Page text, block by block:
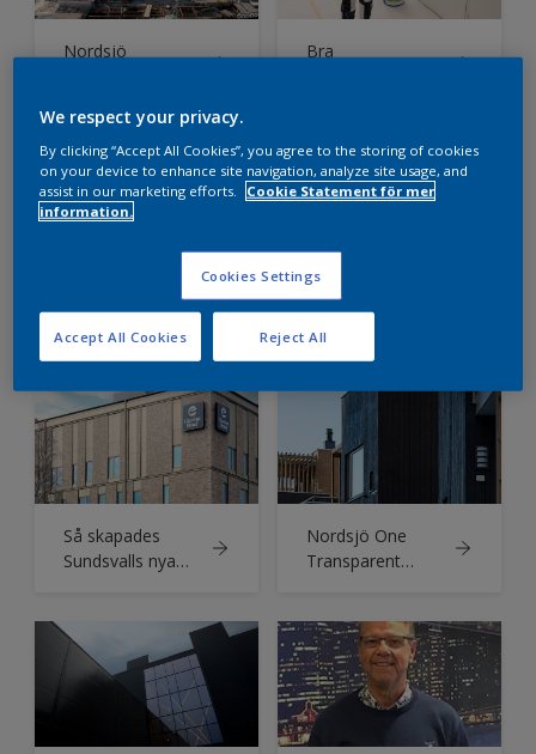
Nordsjö
klassiskt röda
skärgårdsfasaden
Bra
sticka ut
genomtänkt
arkitektur i
Holbæks nya
Svanenmärkta
bostadshus
Elegant och
klassisk fastighet
på Østerbrogade
får nytt liv med
Nordsjös Murtex
Siloxane
Så skapades
Sundsvalls nya
Nordsjö One
Transparent
applicera och lätt
att arbeta med
We respect your privacy.
By clicking “Accept All Cookies”, you agree to the storing of cookies
on your device to enhance site navigation, analyze site usage, and
assist in our marketing efforts.
Cookie Statement för mer
information.
Cookies Settings
Reject All
Accept All Cookies